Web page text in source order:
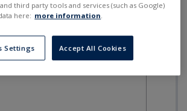
third party tools and services (such as Google)
here: more information.
Settings Accept All Cookies